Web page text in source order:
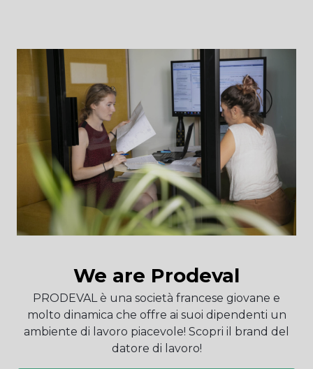
We are Prodeval
PRODEVAL è una società francese giovane e
molto dinamica che offre ai suoi dipendenti un
ambiente di lavoro piacevole! Scopri il brand del
datore di lavoro!